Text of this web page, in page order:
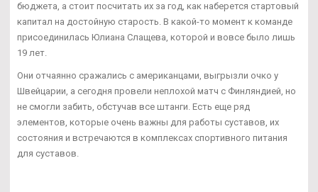
бюджета, а стоит посчитать их за год, как наберется стартовый
капитал на достойную старость. В какой-то момент к команде
присоединилась Юлиана Слащева, которой и вовсе было лишь
19 лет.
Они отчаянно сражались с американцами, выгрызли очко у
Швейцарии, а сегодня провели неплохой матч с Финляндией, но
не смогли забить, обстучав все штанги. Есть еще ряд
элементов, которые очень важны для работы суставов, их
состояния и встречаются в комплексах спортивного питания
для суставов.